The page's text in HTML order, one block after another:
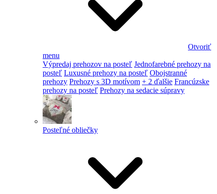
Otvoriť
menu
Výpredaj prehozov na posteľ Jednofarebné prehozy na
posteľ Luxusné prehozy na posteľ Obojstranné
prehozy Prehozy s 3D motívom + 2 ďalšie Francúzske
prehozy na posteľ Prehozy na sedacie súpravy
Posteľné obliečky